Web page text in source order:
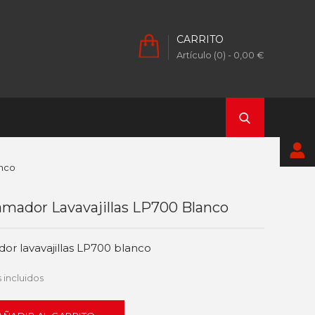
CARRITO
Artículo (0) - 0,00 €
Lavavajillas LP700 Blanco
lavavajillas LP700 blanco
incluidos